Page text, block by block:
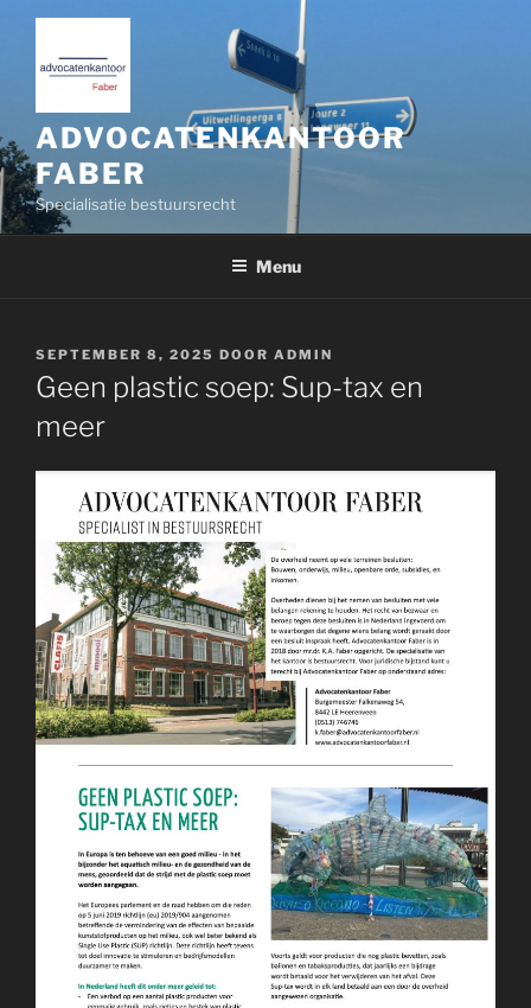
ADVOCATENKANTOOR
FABER
Specialisatie bestuursrecht
Menu
GEPLAATST
OP
SEPTEMBER 8, 2025 DOOR ADMIN
Geen plastic soep: Sup-tax en
meer